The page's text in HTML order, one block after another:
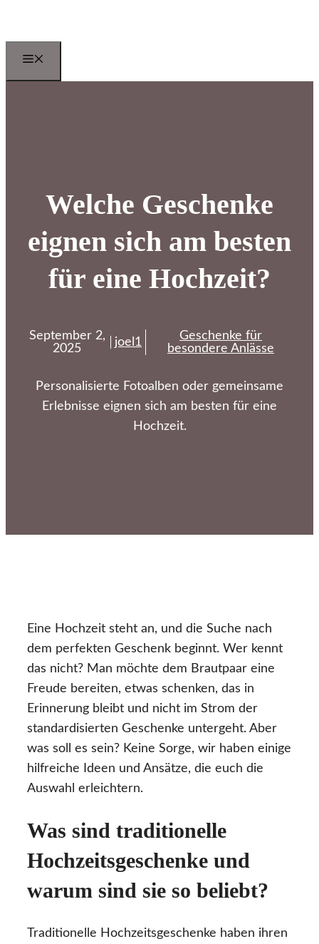
springen
Welche Geschenke
eignen sich am besten
für eine Hochzeit?
September 2,
2025
joel1
Geschenke für
besondere Anlässe
Personalisierte Fotoalben oder gemeinsame
Erlebnisse eignen sich am besten für eine
Hochzeit.
Eine Hochzeit steht an, und die Suche nach
dem perfekten Geschenk beginnt. Wer kennt
das nicht? Man möchte dem Brautpaar eine
Freude bereiten, etwas schenken, das in
Erinnerung bleibt und nicht im Strom der
standardisierten Geschenke untergeht. Aber
was soll es sein? Keine Sorge, wir haben einige
hilfreiche Ideen und Ansätze, die euch die
Auswahl erleichtern.
Was sind traditionelle
Hochzeitsgeschenke und
warum sind sie so beliebt?
Traditionelle Hochzeitsgeschenke haben ihren